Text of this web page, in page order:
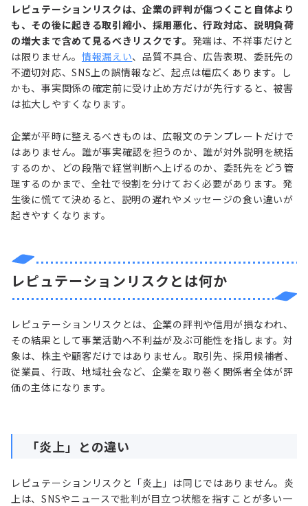
レピュテーションリスクは、企業の評判が傷つくこと自体より
も、その後に起きる取引縮小、採用悪化、行政対応、説明負荷
の増大まで含めて見るべきリスクです。 発端は、不祥事だけと
は限りません。 情報漏えい、品質不具合、広告表現、委託先の
不適切対応、SNS上の誤情報など、起点は幅広くあります。し
かも、事実関係の確定前に受け止め方だけが先行すると、被害
は拡大しやすくなります。
企業が平時に整えるべきものは、広報文のテンプレートだけで
はありません。誰が事実確認を担うのか、誰が対外説明を統括
するのか、どの段階で経営判断へ上げるのか、委託先をどう管
理するのかまで、全社で役割を分けておく必要があります。発
生後に慌てて決めると、説明の遅れやメッセージの食い違いが
起きやすくなります。
レピュテーションリスクとは何か
レピュテーションリスクとは、企業の評判や信用が損なわれ、
その結果として事業活動へ不利益が及ぶ可能性を指します。対
象は、株主や顧客だけではありません。取引先、採用候補者、
従業員、行政、地域社会など、企業を取り巻く関係者全体が評
価の主体になります。
「炎上」との違い
レピュテーションリスクと「炎上」は同じではありません。炎
上は、SNSやニュースで批判が目立つ状態を指すことが多い一